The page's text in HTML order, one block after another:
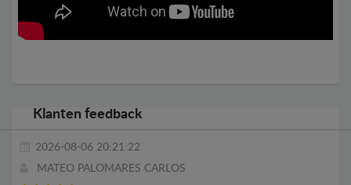
Klanten feedback
2026-08-06 20:21:22
MATEO PALOMARES CARLOS